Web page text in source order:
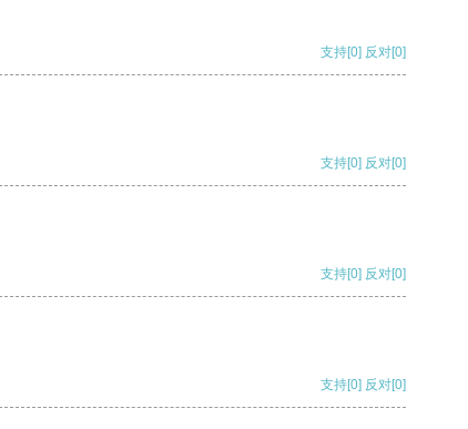
支持[0] 反对[0]
支持[0] 反对[0]
支持[0] 反对[0]
支持[0] 反对[0]